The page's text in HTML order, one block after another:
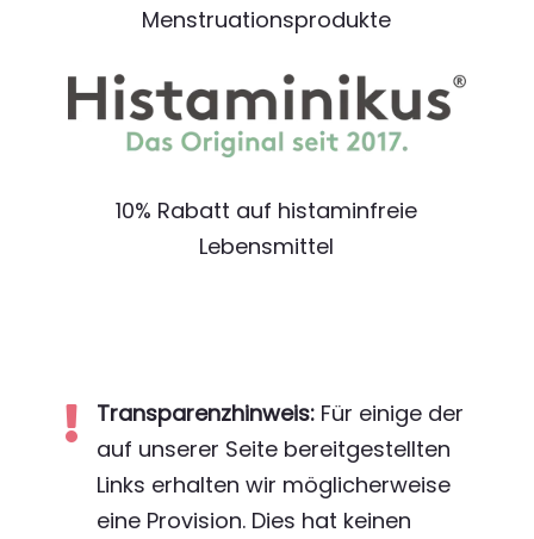
Menstruationsprodukte
10% Rabatt auf histaminfreie
Lebensmittel
 Transparenzhinweis:Für einige der
auf unserer Seite bereitgestellten
Links erhalten wir möglicherweise
eine Provision. Dies hat keinen